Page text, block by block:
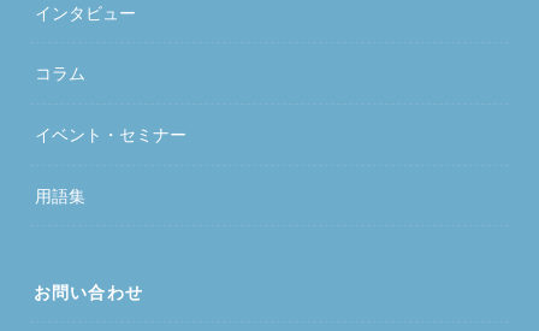
インタビュー
コラム
イベント・セミナー
用語集
お問い合わせ